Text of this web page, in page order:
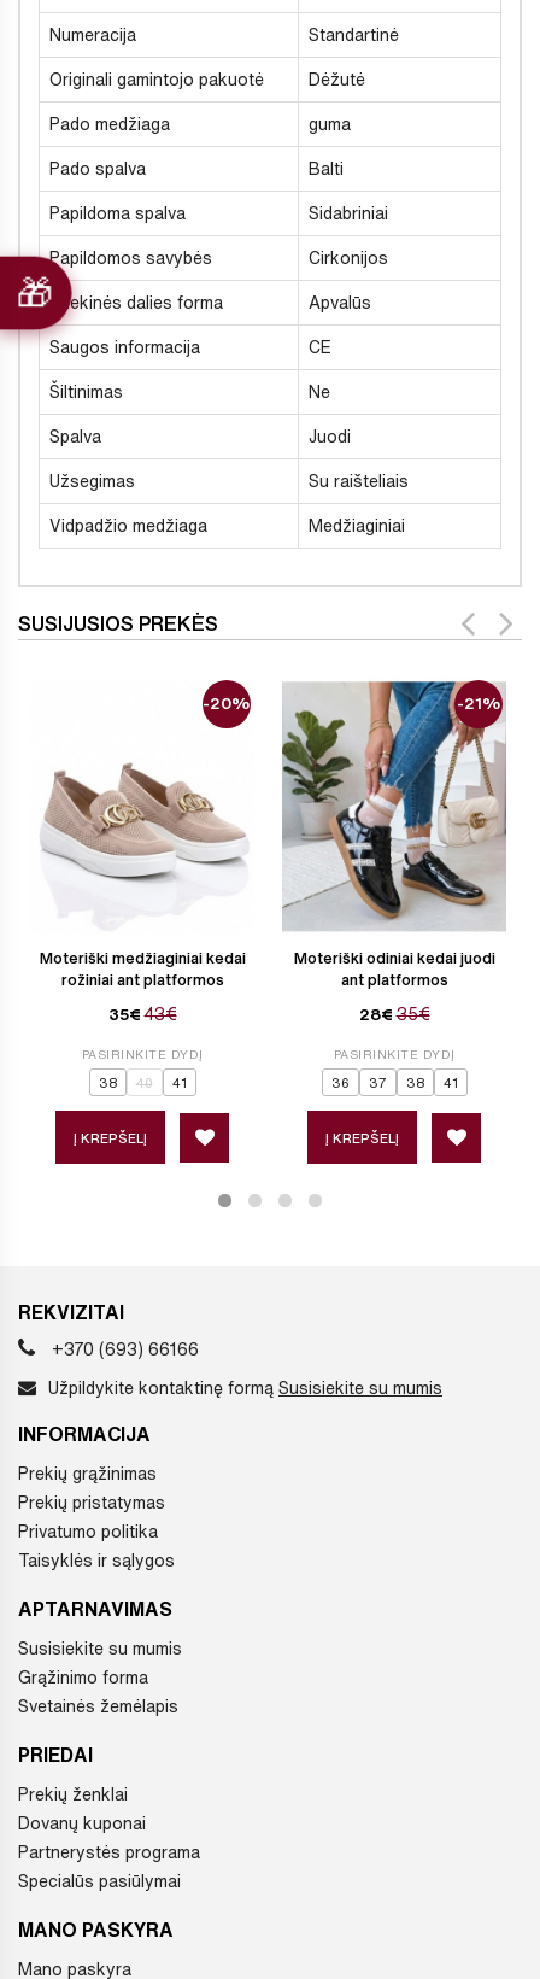
Numeracija Standartinė
Originali gamintojo pakuotė Dėžutė
Pado medžiaga guma
Pado spalva Balti
Papildoma spalva Sidabriniai
Papildomos savybės Cirkonijos
Priekinės dalies forma Apvalūs
Saugos informacija CE
Šiltinimas Ne
Spalva Juodi
Užsegimas Su raišteliais
Vidpadžio medžiaga Medžiaginiai
SUSIJUSIOS PREKĖS
Moteriški medžiaginiai kedai
rožiniai ant platformos
35€ 43€
-20%
PASIRINKITE DYDĮ
38 40 41
Į KREPŠELĮ
Moteriški odiniai kedai juodi
ant platformos
28€ 35€
-21%
PASIRINKITE DYDĮ
36 37 38 41
Į KREPŠELĮ
REKVIZITAI
+370 (693) 66166
Užpildykite kontaktinę formą Susisiekite su mumis
INFORMACIJA
Prekių grąžinimas
Prekių pristatymas
Privatumo politika
Taisyklės ir sąlygos
APTARNAVIMAS
Susisiekite su mumis
Grąžinimo forma
Svetainės žemėlapis
PRIEDAI
Prekių ženklai
Dovanų kuponai
Partnerystės programa
Specialūs pasiūlymai
MANO PASKYRA
Mano paskyra